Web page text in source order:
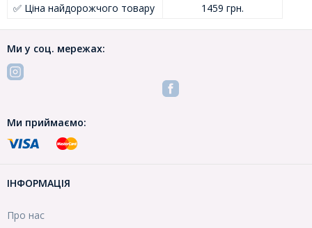
✅ Ціна найдорожчого товару
1459 грн.
Ми у соц. мережах:
Ми приймаємо:
ІНФОРМАЦІЯ
Про нас